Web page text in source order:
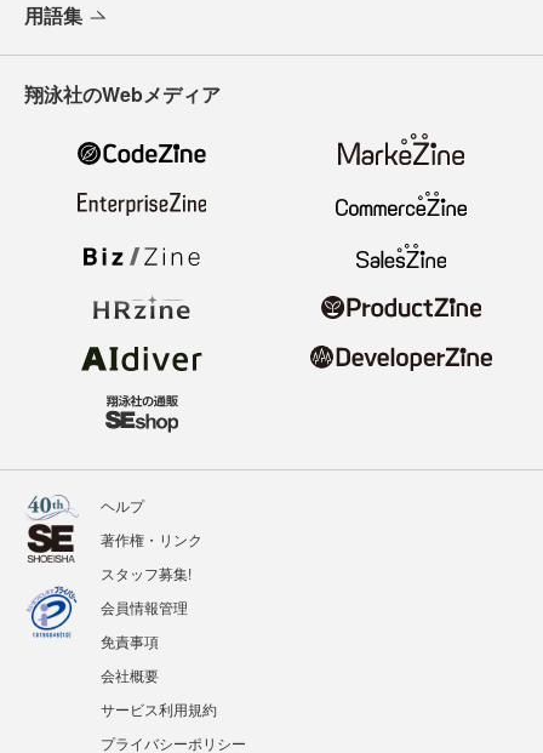
用語集
翔泳社のWebメディア
ヘルプ
著作権・リンク
スタッフ募集!
会員情報管理
免責事項
会社概要
サービス利用規約
プライバシーポリシー